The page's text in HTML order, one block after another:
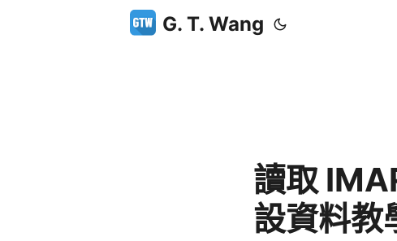
G. T. Wang
讀取
設資料教